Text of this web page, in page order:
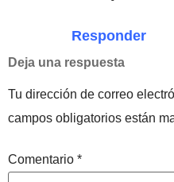
Responder
Deja una respuesta
Tu dirección de correo
campos obligatorios están
Comentario *